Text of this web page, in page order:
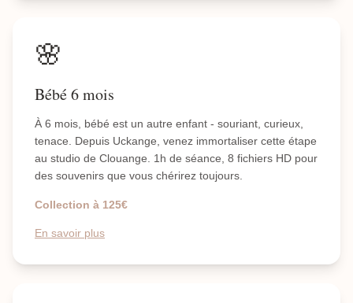
🌸
Bébé 6 mois
À 6 mois, bébé est un autre enfant - souriant, curieux,
tenace. Depuis Uckange, venez immortaliser cette étape
au studio de Clouange. 1h de séance, 8 fichiers HD pour
des souvenirs que vous chérirez toujours.
Collection à 125€
En savoir plus